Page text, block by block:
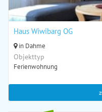
Haus Wiwibarg OG
in Dahme
Objekttyp
Ferienwohnung